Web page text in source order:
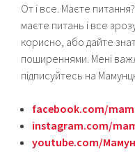
От і все. Маєте
маєте питань і все
корисно, або дайте
поширеннями. Мені
підписуйтесь на
facebook.com/
instagram.com/
youtube.com/